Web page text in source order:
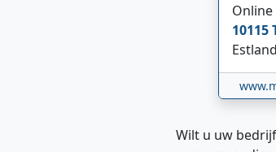
10115
Estland
Wilt u uw